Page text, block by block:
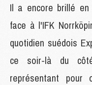
Il a encore brillé
face à l'IFK
quotidien suédois
ce soir-là du
représentant pour